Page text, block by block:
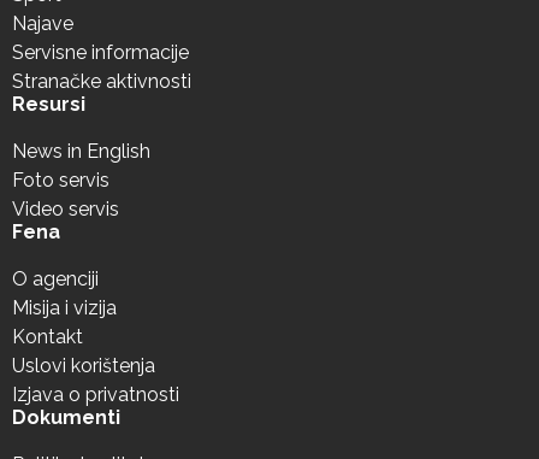
Najave
Servisne informacije
Stranačke aktivnosti
Resursi
News in English
Foto servis
Video servis
Fena
O agenciji
Misija i vizija
Kontakt
Uslovi korištenja
Izjava o privatnosti
Dokumenti